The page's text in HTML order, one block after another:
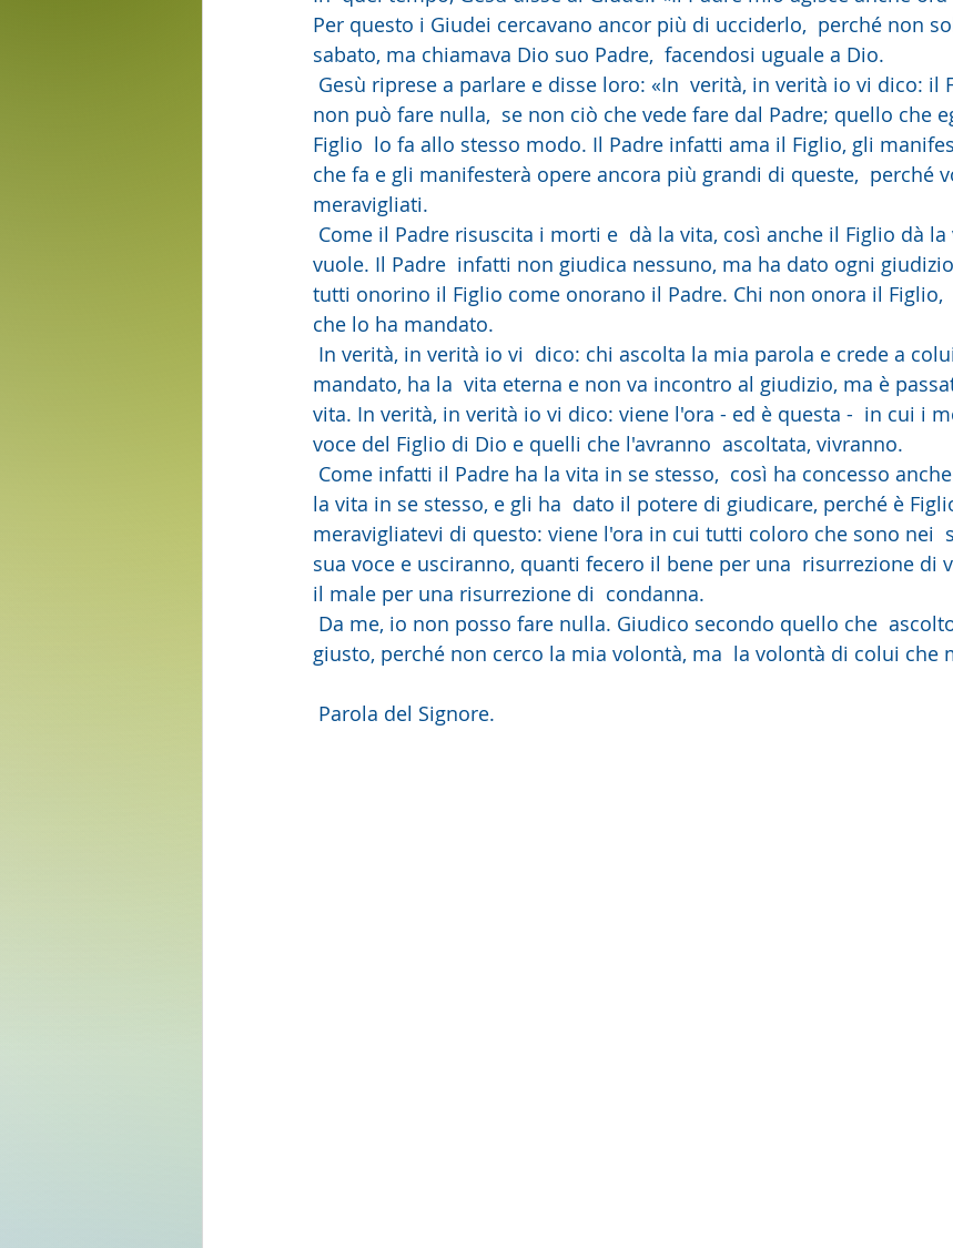
Per questo i Giudei cercavano ancor più di ucciderlo,  perché non
sabato, ma chiamava Dio suo Padre,  facendosi uguale a Dio.
non può fare nulla,  se non ciò che vede fare dal Padre; quello che
Figlio  lo fa allo stesso modo. Il Padre infatti ama il Figlio, gli
che fa e gli manifesterà opere ancora più grandi di queste,  perché
meravigliati.
vuole. Il Padre  infatti non giudica nessuno, ma ha dato ogni
tutti onorino il Figlio come onorano il Padre. Chi non onora il Figlio,
che lo ha mandato.
mandato, ha la  vita eterna e non va incontro al giudizio, ma è
vita. In verità, in verità io vi dico: viene l'ora - ed è questa -  in cui i
voce del Figlio di Dio e quelli che l'avranno  ascoltata, vivranno.
la vita in se stesso, e gli ha  dato il potere di giudicare, perché è
meravigliatevi di questo: viene l'ora in cui tutti coloro che sono nei
sua voce e usciranno, quanti fecero il bene per una  risurrezione di
il male per una risurrezione di  condanna.
giusto, perché non cerco la mia volontà, ma  la volontà di colui che
Parola del Signore.